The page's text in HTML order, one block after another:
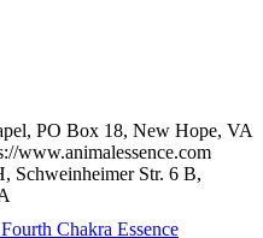
PO Box 18, New Hope, VA
www.animalessence.com
Schweinheimer Str. 6 B,
Chakra Essence